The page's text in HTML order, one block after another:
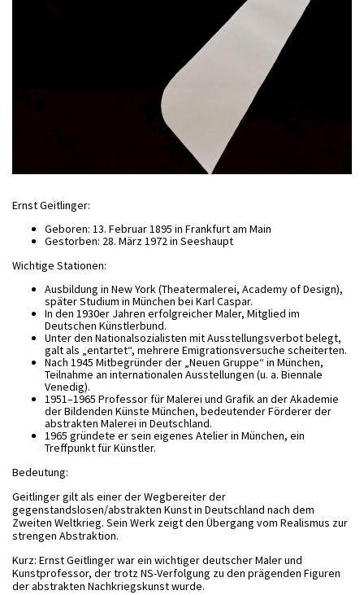
Ernst Geitlinger:
Geboren: 13. Februar 1895 in Frankfurt am Main
Gestorben: 28. März 1972 in Seeshaupt
Wichtige Stationen:
Ausbildung in New York (Theatermalerei, Academy of Design),
später Studium in München bei Karl Caspar.
In den 1930er Jahren erfolgreicher Maler, Mitglied im
Deutschen Künstlerbund.
Unter den Nationalsozialisten mit Ausstellungsverbot belegt,
galt als „entartet“, mehrere Emigrationsversuche scheiterten.
Nach 1945 Mitbegründer der „Neuen Gruppe“ in München,
Teilnahme an internationalen Ausstellungen (u. a. Biennale
Venedig).
1951–1965 Professor für Malerei und Grafik an der Akademie
der Bildenden Künste München, bedeutender Förderer der
abstrakten Malerei in Deutschland.
1965 gründete er sein eigenes Atelier in München, ein
Treffpunkt für Künstler.
Bedeutung:
Geitlinger gilt als einer der Wegbereiter der
gegenstandslosen/abstrakten Kunst in Deutschland nach dem
Zweiten Weltkrieg. Sein Werk zeigt den Übergang vom Realismus zur
strengen Abstraktion.
Kurz: Ernst Geitlinger war ein wichtiger deutscher Maler und
Kunstprofessor, der trotz NS-Verfolgung zu den prägenden Figuren
der abstrakten Nachkriegskunst wurde.